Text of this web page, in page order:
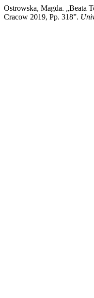
Ostrowska, Magda. „Beata
Cracow 2019, Pp. 318”.